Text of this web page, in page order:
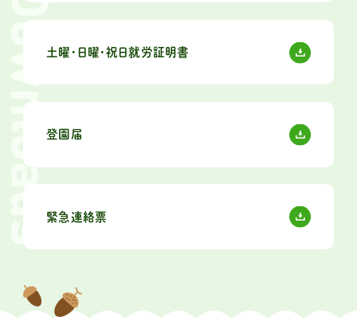
土曜・日曜・祝日就労証明書
登園届
緊急連絡票